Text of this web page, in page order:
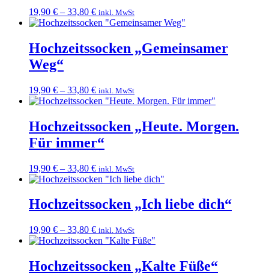
19,90 € – 33,80 € inkl. MwSt
Hochzeitssocken „Gemeinsamer
Weg“
19,90 € – 33,80 € inkl. MwSt
Hochzeitssocken „Heute. Morgen.
Für immer“
19,90 € – 33,80 € inkl. MwSt
Hochzeitssocken „Ich liebe dich“
19,90 € – 33,80 € inkl. MwSt
Hochzeitssocken „Kalte Füße“